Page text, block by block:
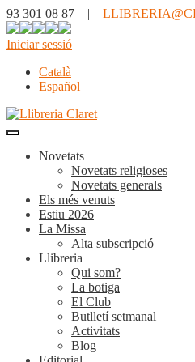
93 301 08 87 |
Iniciar sessió
Català
Español
Novetats
Novetats religioses
Novetats generals
Els més venuts
Estiu 2026
La Missa
Alta subscripció
Llibreria
Qui som?
La botiga
El Club
Butlletí setmanal
Activitats
Blog